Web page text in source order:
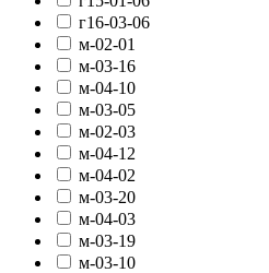
г16-03-06
м-02-01
м-03-16
м-04-10
м-03-05
м-02-03
м-04-12
м-04-02
м-03-20
м-04-03
м-03-19
м-03-10